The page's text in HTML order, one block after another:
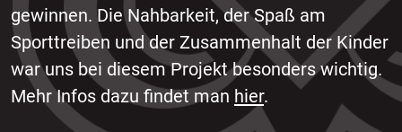
gewinnen. Die Nahbarkeit, der Spaß am
Sporttreiben und der Zusammenhalt der Kinder
war uns bei diesem Projekt besonders wichtig.
Mehr Infos dazu findet man hier.